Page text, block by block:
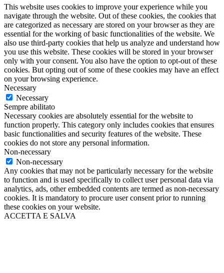
This website uses cookies to improve your experience while you
navigate through the website. Out of these cookies, the cookies that
are categorized as necessary are stored on your browser as they are
essential for the working of basic functionalities of the website. We
also use third-party cookies that help us analyze and understand how
you use this website. These cookies will be stored in your browser
only with your consent. You also have the option to opt-out of these
cookies. But opting out of some of these cookies may have an effect
on your browsing experience.
Necessary
Necessary
Sempre abilitato
Necessary cookies are absolutely essential for the website to
function properly. This category only includes cookies that ensures
basic functionalities and security features of the website. These
cookies do not store any personal information.
Non-necessary
Non-necessary
Any cookies that may not be particularly necessary for the website
to function and is used specifically to collect user personal data via
analytics, ads, other embedded contents are termed as non-necessary
cookies. It is mandatory to procure user consent prior to running
these cookies on your website.
ACCETTA E SALVA